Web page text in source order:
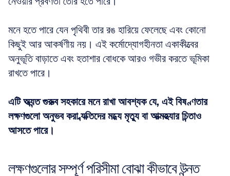
মনে হতে পারে যেন পৃথিবী তার রঙ হারিয়ে ফেলেছে এবং কোনো
কিছুই আর আকর্ষণীয় নয়। এই কর্মোদ্যোগহীনতা একাকীত্বের
অনুভূতি বাড়াতে এবং হতাশার বোধকে আরও গভীর করতে ভূমিকা
রাখতে পারে।
এটি অত্যন্ত গুরুত্ব সহকারে মনে রাখা আবশ্যক যে, এই বিষণ্ণতার
লক্ষণগুলো অনুভব করা ব্যক্তিদের মধ্যে মৃত্যু বা আত্মহত্যার চিন্তাও
আসতে পারে।
লক্ষণগুলোর সম্পূর্ণ পরিসীমা বোঝা কীভাবে উন্নত